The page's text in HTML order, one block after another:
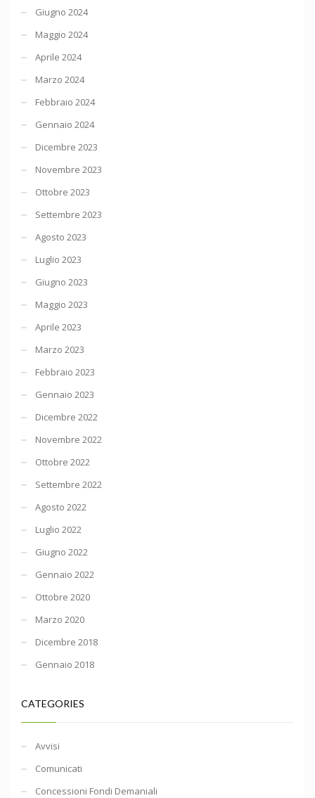
Giugno 2024
Maggio 2024
Aprile 2024
Marzo 2024
Febbraio 2024
Gennaio 2024
Dicembre 2023
Novembre 2023
Ottobre 2023
Settembre 2023
Agosto 2023
Luglio 2023
Giugno 2023
Maggio 2023
Aprile 2023
Marzo 2023
Febbraio 2023
Gennaio 2023
Dicembre 2022
Novembre 2022
Ottobre 2022
Settembre 2022
Agosto 2022
Luglio 2022
Giugno 2022
Gennaio 2022
Ottobre 2020
Marzo 2020
Dicembre 2018
Gennaio 2018
CATEGORIES
Avvisi
Comunicati
Concessioni Fondi Demaniali